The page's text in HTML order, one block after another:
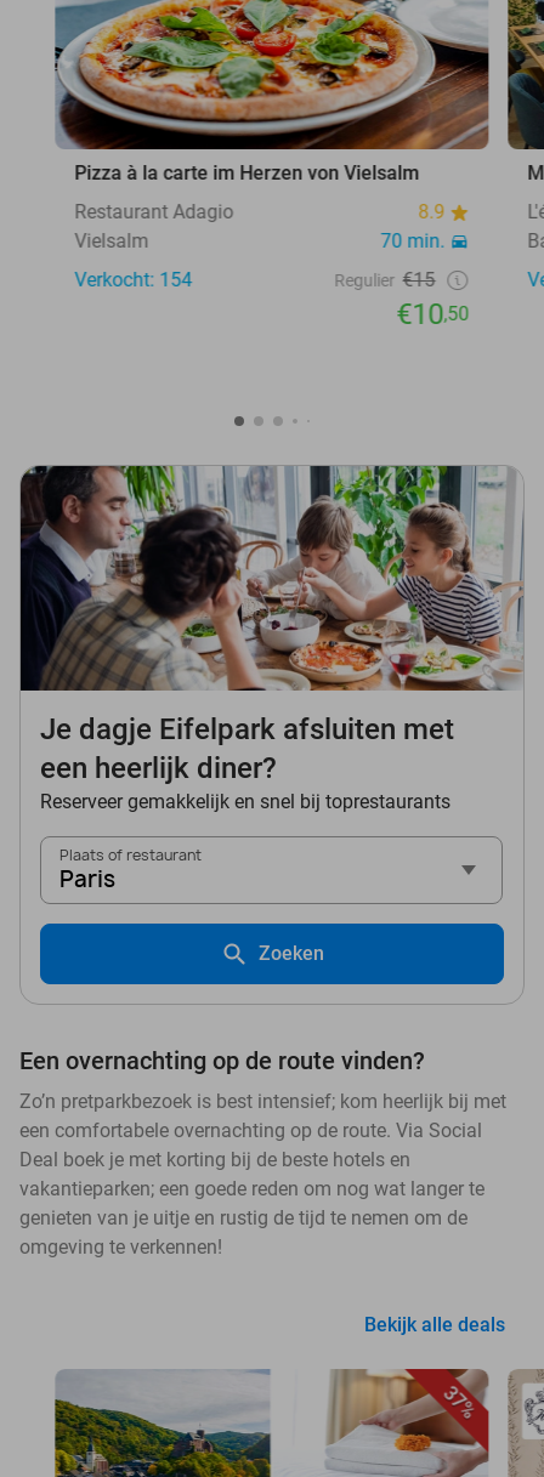
Pizza à la carte im Herzen von Vielsalm
Restaurant Adagio
8.9
Vielsalm
70 min.
Verkocht: 154
Regulier €15
€10,50
Je dagje Eifelpark afsluiten met
een heerlijk diner?
Reserveer gemakkelijk en snel bij toprestaurants
Plaats of restaurant
Paris
Zoeken
Een overnachting op de route vinden?
Zo’n pretparkbezoek is best intensief; kom heerlijk bij met
een comfortabele overnachting op de route. Via Social
Deal boek je met korting bij de beste hotels en
vakantieparken; een goede reden om nog wat langer te
genieten van je uitje en rustig de tijd te nemen om de
omgeving te verkennen!
Bekijk alle deals
37%